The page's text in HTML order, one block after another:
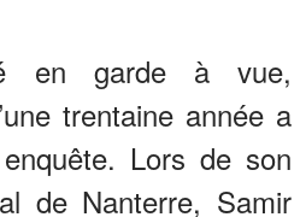
en garde à vue,
trentaine année a
enquête. Lors de son
de Nanterre, Samir